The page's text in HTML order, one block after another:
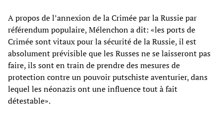
A propos de l’annexion de la Crimée par la Russie par
référendum populaire, Mélenchon a dit: «les ports de
Crimée sont vitaux pour la sécurité de la Russie, il est
absolument prévisible que les Russes ne se laisseront pas
faire, ils sont en train de prendre des mesures de
protection contre un pouvoir putschiste aventurier, dans
lequel les néonazis ont une influence tout à fait
détestable».